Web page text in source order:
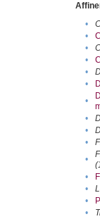
•
•
•
•
•
•
•
•
•
•
•
•
•
•
•